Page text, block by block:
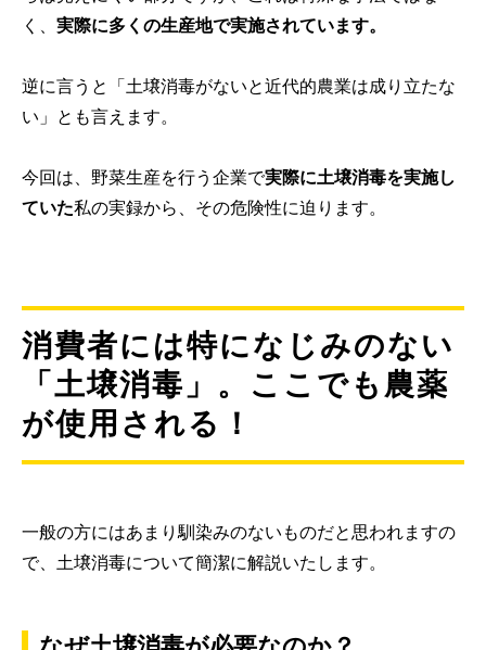
く、 実際に多くの生産地で実施されています。
逆に言うと「土壌消毒がないと近代的農業は成り立たな
い」とも言えます。
今回は、野菜生産を行う企業で実際に土壌消毒を実施し
ていた私の実録から、その危険性に迫ります。
消費者には特になじみのない
「土壌消毒」。ここでも農薬
が使用される！
一般の方にはあまり馴染みのないものだと思われますの
で、土壌消毒について簡潔に解説いたします。